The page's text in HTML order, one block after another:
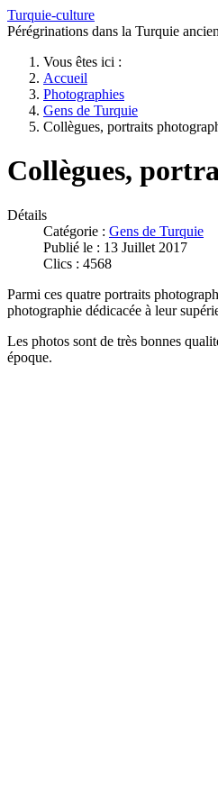
Turquie-culture
Pérégrinations dans la Turquie
Vous êtes ici :
Accueil
Photographies
Gens de Turquie
Collègues, portraits
Collègues,
Détails
Catégorie : Gens de Turquie
Publié le : 13 Juillet 2017
Clics : 4568
Parmi ces quatre portraits
photographie dédicacée à leur
Les photos sont de très bonnes
époque.